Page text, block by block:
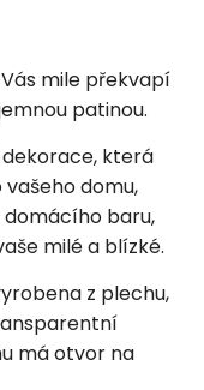
mile překvapí
patinou.
která
domu,
domácího baru,
milé a blízké.
z plechu,
má otvor na